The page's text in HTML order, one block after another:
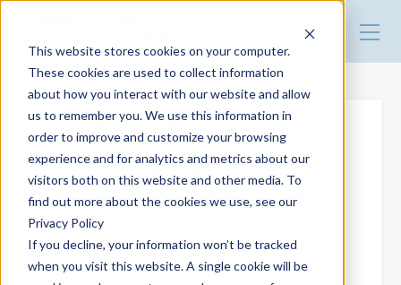
This website stores cookies on your computer.
These cookies are used to collect information
about how you interact with our website and allow
us to remember you. We use this information in
order to improve and customize your browsing
experience and for analytics and metrics about our
visitors both on this website and other media. To
find out more about the cookies we use, see our
Privacy Policy
If you decline, your information won’t be tracked
when you visit this website. A single cookie will be
in Injection molding
Top
Blog for productivity improvement
Webinar
【For Vietnam】Không cần
điều chỉnh hành trình xi
lanh（robot lấy ra）
EXZⅡ (Reduce mold changing time and take-out time)